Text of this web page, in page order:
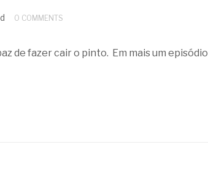
0 COMMENTS
de fazer cair o pinto. Em mais um episódio